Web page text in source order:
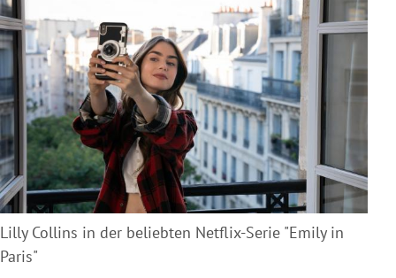
Lilly Collins in der beliebten Netflix-Serie "Emily in
Paris"